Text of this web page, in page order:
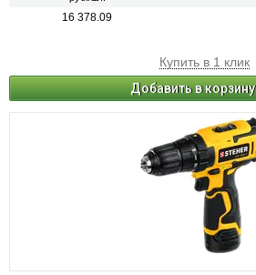
16 378.09
Купить в 1 клик
Добавить в корзину